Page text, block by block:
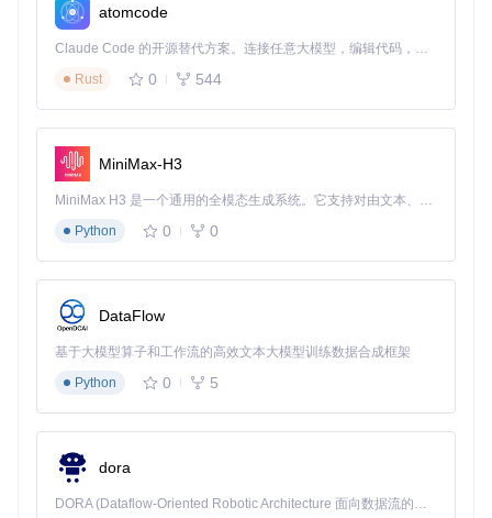
cd dlss-swapper
脚本会自动创建可执行安装程序，位于
✅
首次启动时，工具将自动完成三项关键任务：
扫描系统中的游戏库（支持Steam、Epic、GOG等主流平
检测当前NVIDIA驱动版本并推荐兼容的DLSS基线版本
初始化本地DLSS版本数据库（约占用200MB存储空间）
图2：DLSS Swapper启动界面，显示标志性的双向箭头Log
o，表示版本切换功能
自测清单：
启动后是否看到游戏库扫描进度条？
"设置"页面是否显示正确的NVIDIA驱动版本？
系统托盘是否出现DLSS Swapper图标？
进阶级：解决证书与版本管理核心问题（适合有一定经验的玩
家）
atomcode
Claude Code 的开源替代方案。连接任意大模型，编辑代码，运行命令，自动验证 — 全自动执行。用 Rust 构建，极致性能。 ｜ An open-source alternative to Claude Code. Connect any LLM, edit code, run commands, and verify changes — autonomously. Built in Rust for speed. Get Started
Rust
0 544
MiniMax-H3
MiniMax H3 是一个通用的全模态生成系统。它支持对由文本、图像、视频和音频组成的多模态上下文进行统一理解，并能生成分辨率高达 2K、时长可达 15 秒的带原生立体声音频的视频。得益于面向任务泛化的系统设计，H3 在预训练阶段就已具备广泛的多模态上下文理解与生成能力，能够出色地执行复杂的多模态指令。
Python
0 0
DataFlow
基于大模型算子和工作流的高效文本大模型训练数据合成框架
Python
0 5
dora
DORA (Dataflow-Oriented Robotic Architecture 面向数据流的机器人架构) 是为 AI 与具身智能机器人打造的高性能开发框架，以数据流范式重构开发逻辑，原生支持分布式部署与端边云协同 —— 无需复杂适配，即可实现一体端到端具身大小脑、VLA等模型部署，无缝衔接感知、推理、控制全链路，让 AI 能力与机器人动作深度融合。 依托 Rust 内核与零拷贝通信技术，它将具身大小脑、VLA等模型推理、多模态数据融合延迟压缩至微秒级，同时兼容 ROS2 生态与国产 AI 芯片，彻底降低具身智能机器人的开发门槛，让分布式部署下的 AI 赋能创新更高效、更灵活。